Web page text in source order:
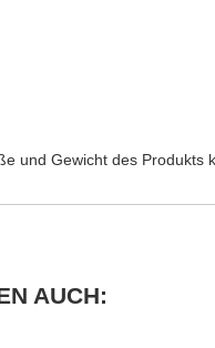
und Gewicht des Produkts
AUCH: